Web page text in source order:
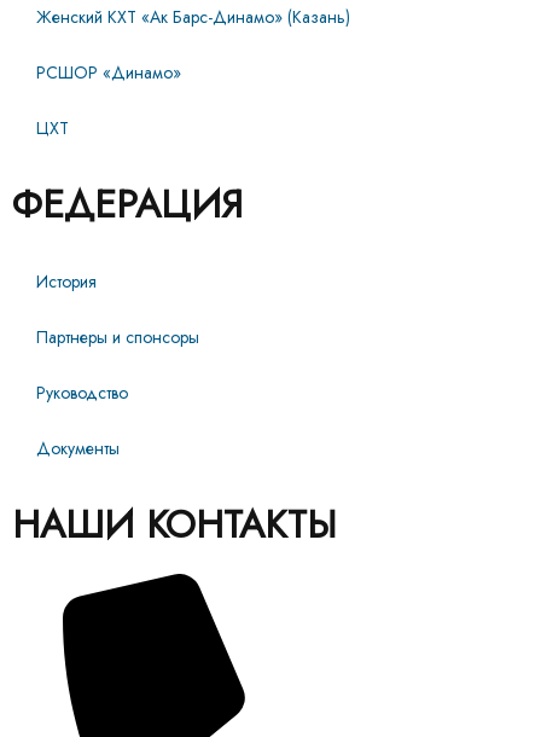
Женский КХТ «Ак Барс-Динамо» (Казань)
РСШОР «Динамо»
ЦХТ
ФЕДЕРАЦИЯ
История
Партнеры и спонсоры
Руководство
Документы
НАШИ КОНТАКТЫ